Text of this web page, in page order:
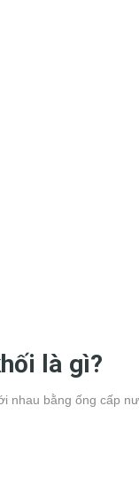
là gì?
nhau bằng ống cấp